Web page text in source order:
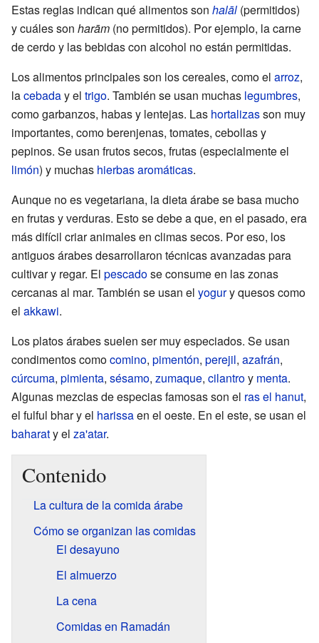
Estas reglas indican qué alimentos son halāl (permitidos)
y cuáles son harām (no permitidos). Por ejemplo, la carne
de cerdo y las bebidas con alcohol no están permitidas.
Los alimentos principales son los cereales, como el arroz,
lacebaday el trigo. También se usan muchas legumbres,
como garbanzos, habas y lentejas. Las hortalizasson muy
importantes, como berenjenas, tomates, cebollas y
pepinos. Se usan frutos secos, frutas (especialmente el
limón) y muchas hierbas aromáticas.
Aunque no es vegetariana, la dieta árabe se basa mucho
en frutas y verduras. Esto se debe a que, en el pasado, era
más difícil criar animales en climas secos. Por eso, los
antiguos árabes desarrollaron técnicas avanzadas para
cultivar y regar. El pescadose consume en las zonas
cercanas al mar. También se usan el yogury quesos como
el akkawi.
Los platos árabes suelen ser muy especiados. Se usan
condimentos comocomino, pimentón, perejil, azafrán,
cúrcuma, pimienta, sésamo, zumaque, cilantroy menta.
Algunas mezclas de especias famosas son el ras el hanut,
el fulful bhar y el harissaen el oeste. En el este, se usan el
baharaty el za'atar.
Contenido
La cultura de la comida árabe
Cómo se organizan las comidas
El desayuno
El almuerzo
La cena
Comidas en Ramadán